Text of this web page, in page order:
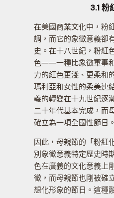
3.1 粉
在美國商業文化中，粉
調，而它的象徵意義卻
史。在十八世紀，粉紅
色——一種比象徵軍事
力的紅色更淺、更柔和
瑪利亞和女性的柔美連
義的轉變在十九世紀逐
二十年代基本完成，而
確立為一項全國性節日。
因此，母親節的「粉紅
別象徵意義特定歷史時
色在廣義的文化意義上
徵，而母親節也剛被確
想化形象的節日。這種